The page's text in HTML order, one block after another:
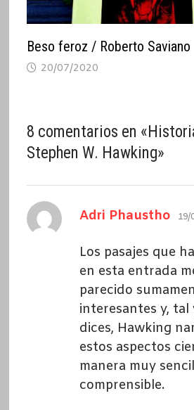
Beso feroz / Roberto Saviano
20/07/2020
8 comentarios en «
Stephen W. Hawking»
Adri Phaustho 19/
Los pasajes que
en esta entrada
parecido
interesantes y, tal
dices, Hawking
estos aspectos
manera muy
comprensible.